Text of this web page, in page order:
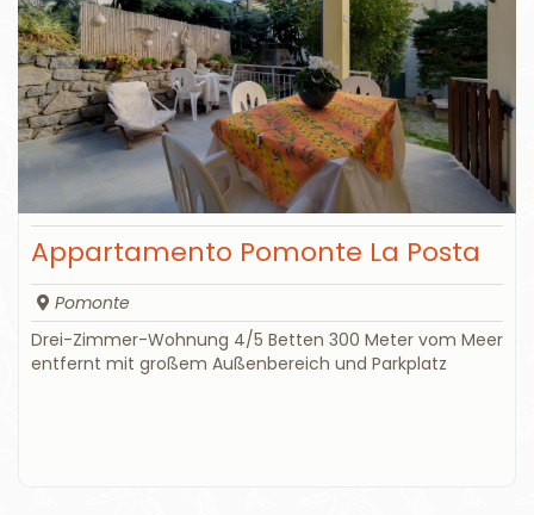
Appartamento Pomonte La Posta
Pomonte
Drei-Zimmer-Wohnung 4/5 Betten 300 Meter vom Meer
entfernt mit großem Außenbereich und Parkplatz